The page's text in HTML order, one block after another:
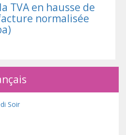
TVA en hausse de
normalisée
Soir